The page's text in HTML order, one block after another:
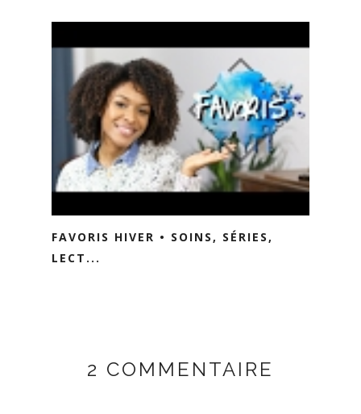
FAVORIS HIVER • SOINS, SÉRIES,
LECT...
2 COMMENTAIRE